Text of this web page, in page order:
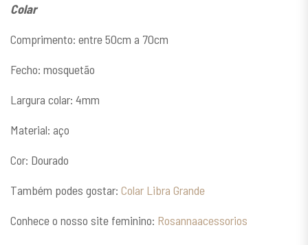
Colar
Comprimento: entre 50cm a 70cm
Fecho: mosquetão
Largura colar: 4mm
Material: aço
Cor: Dourado
Também podes gostar: Colar Libra Grande
Conhece o nosso site feminino: Rosannaacessorios